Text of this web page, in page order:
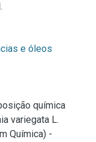
e óleos
química
variegata L.
Química) -